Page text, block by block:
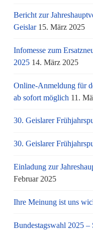
Bericht zur
Geislar 15. März 2025
Infomesse zum
2025 14. März 2025
Online-Anmeldung für
ab sofort möglich 11.
30. Geislarer
30. Geislarer
Einladung zur
Februar 2025
Ihre Meinung ist uns
Bundestagswahl 2025